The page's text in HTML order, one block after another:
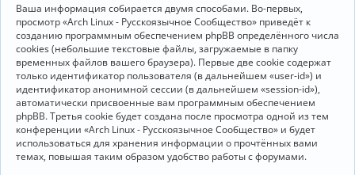
я
Ваша информация собирается двумя способами. Во-первых,
просмотр «Arch Linux - Русскоязычное Сообщество» приведёт к
созданию программным обеспечением phpBB определённого числа
cookies (небольшие текстовые файлы, загружаемые в папку
временных файлов вашего браузера). Первые две cookie содержат
только идентификатор пользователя (в дальнейшем «user-id») и
идентификатор анонимной сессии (в дальнейшем «session-id»),
автоматически присвоенные вам программным обеспечением
phpBB. Третья cookie будет создана после просмотра одной из тем
конференции «Arch Linux - Русскоязычное Сообщество» и будет
использоваться для хранения информации о прочтённых вами
темах, повышая таким образом удобство работы с форумами.